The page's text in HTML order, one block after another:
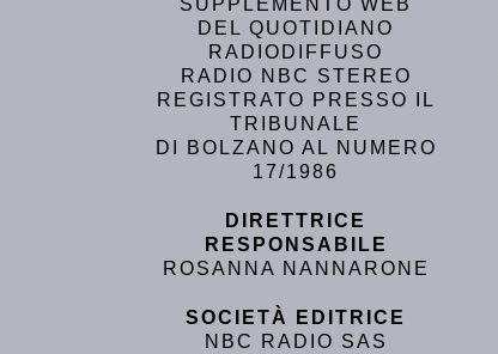
SUPPLEMENTO WEB
DEL QUOTIDIANO
RADIODIFFUSO
RADIO NBC STEREO
REGISTRATO PRESSO IL
TRIBUNALE
DI BOLZANO AL NUMERO
17/1986
DIRETTRICE
RESPONSABILE
ROSANNA NANNARONE
SOCIETÀ EDITRICE
NBC RADIO SAS